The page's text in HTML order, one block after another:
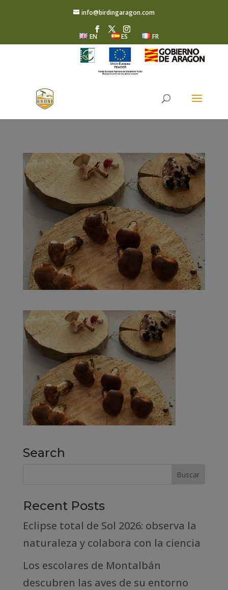
info@birdingaragon.com
EN ES FR
Search
Recent Posts
Eclipse total de Sol 2026: observa la
naturaleza y colabora con la ciencia
Los escolares de Montalbán
descubren las aves de su entorno